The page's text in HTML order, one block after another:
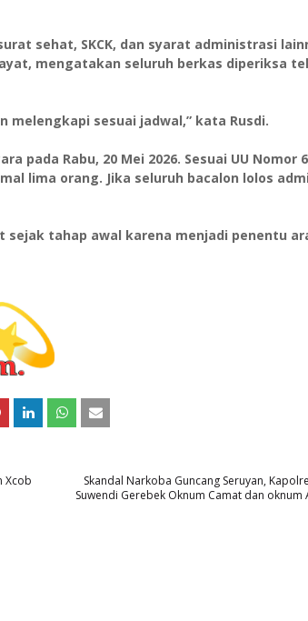
sehat, SKCK, dan syarat administrasi
mengatakan seluruh berkas diperiksa
melengkapi sesuai jadwal,” kata Rusdi.
pada Rabu, 20 Mei 2026. Sesuai UU Nomor
lima orang. Jika seluruh bacalon lolos
tahap awal karena menjadi penentu
Skandal Narkoba Guncang Seruyan,
Suwendi Gerebek Oknum Camat dan oknum
Xcob